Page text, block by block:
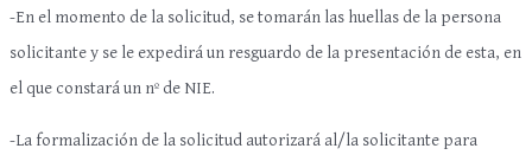
-En el momento de la solicitud, se tomarán las huellas de la persona
solicitante y se le expedirá un resguardo de la presentación de esta, en
el que constará un nº de NIE.
-La formalización de la solicitud autorizará al/la solicitante para